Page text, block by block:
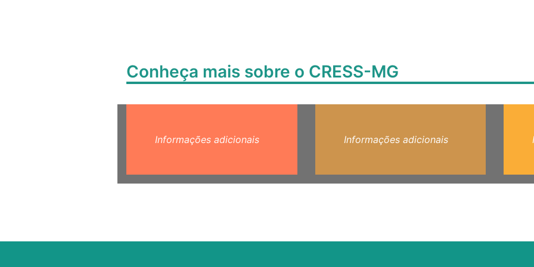
Conheça mais sobre o CRESS-MG
Informações adicionais Informações adicionais